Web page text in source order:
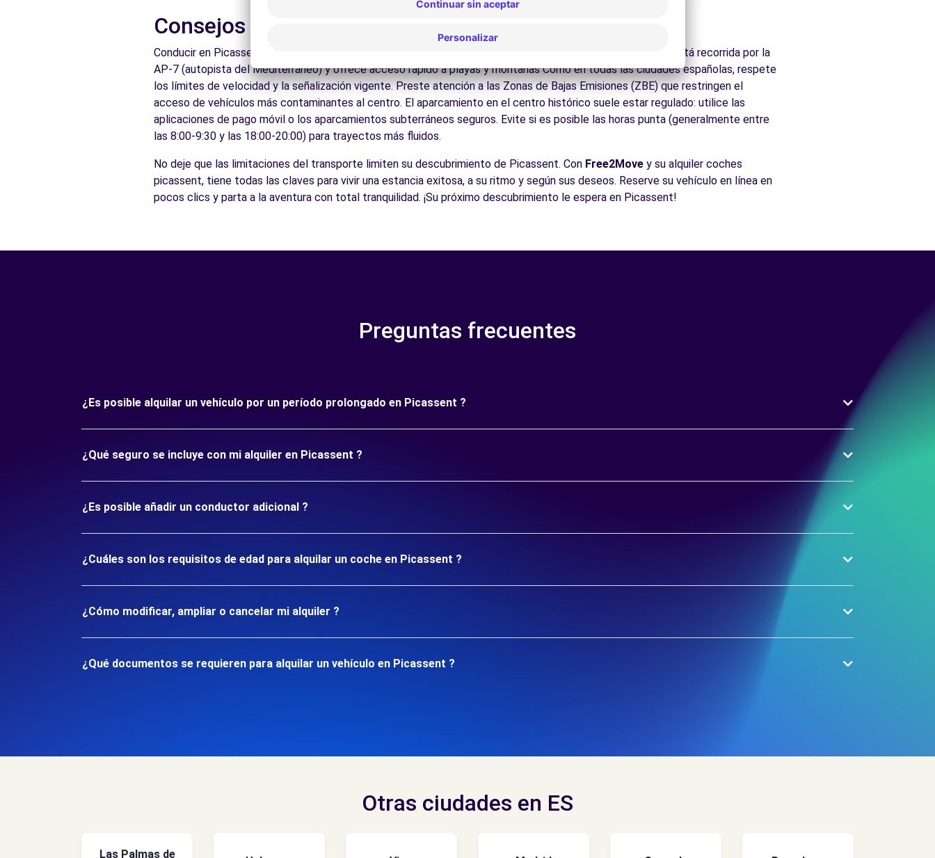
Free2Move Rent - S&YOU VALENCIA - Tres Cruces - Valencia (P)
Ver todas las agencias
Consejos prácticos para conducir en Picassent
Conducir en Picassent es accesible para todos los conductores con algunos consejos prácticos. la región está recorrida por la
AP-7 (autopista del Mediterráneo) y ofrece acceso rápido a playas y montañas Como en todas las ciudades españolas, respete
los límites de velocidad y la señalización vigente. Preste atención a las Zonas de Bajas Emisiones (ZBE) que restringen el
acceso de vehículos más contaminantes al centro. El aparcamiento en el centro histórico suele estar regulado: utilice las
aplicaciones de pago móvil o los aparcamientos subterráneos seguros. Evite si es posible las horas punta (generalmente entre
las 8:00-9:30 y las 18:00-20:00) para trayectos más fluidos.
No deje que las limitaciones del transporte limiten su descubrimiento de Picassent. Con Free2Move y su alquiler coches
picassent, tiene todas las claves para vivir una estancia exitosa, a su ritmo y según sus deseos. Reserve su vehículo en línea en
pocos clics y parta a la aventura con total tranquilidad. ¡Su próximo descubrimiento le espera en Picassent!
Preguntas frecuentes
¿Es posible alquilar un vehículo por un período prolongado en Picassent ?
¿Qué seguro se incluye con mi alquiler en Picassent ?
¿Es posible añadir un conductor adicional ?
¿Cuáles son los requisitos de edad para alquilar un coche en Picassent ?
¿Cómo modificar, ampliar o cancelar mi alquiler ?
¿Qué documentos se requieren para alquilar un vehículo en Picassent ?
Otras ciudades en ES
Las Palmas de